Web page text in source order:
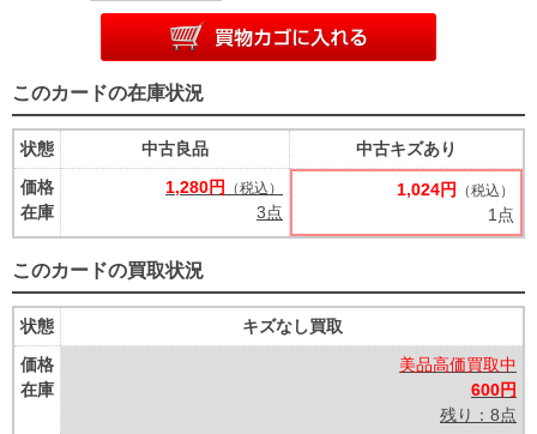
このカードの在庫状況
状態
価格
在庫
中古良品
1,280円
（税込）
3点
中古キズあり
1,024円 （税込）
1点
このカードの買取状況
状態
価格
在庫
キズなし買取
美品高価買取中
600円
残り：8点